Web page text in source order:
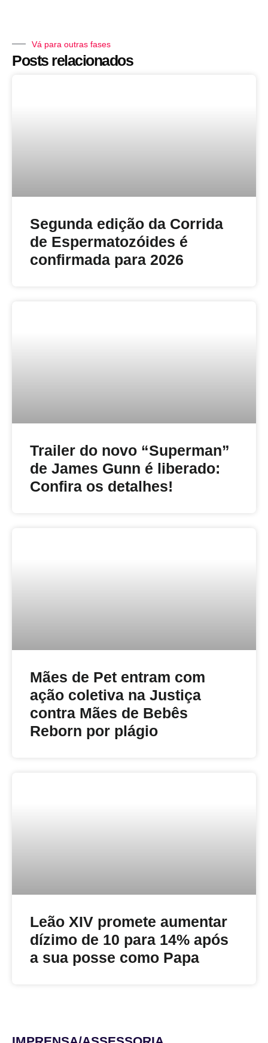
Vá para outras fases
Posts relacionados
Segunda edição da Corrida
de Espermatozóides é
confirmada para 2026
Trailer do novo “Superman”
de James Gunn é liberado:
Confira os detalhes!
Mães de Pet entram com
ação coletiva na Justiça
contra Mães de Bebês
Reborn por plágio
Leão XIV promete aumentar
dízimo de 10 para 14% após
a sua posse como Papa